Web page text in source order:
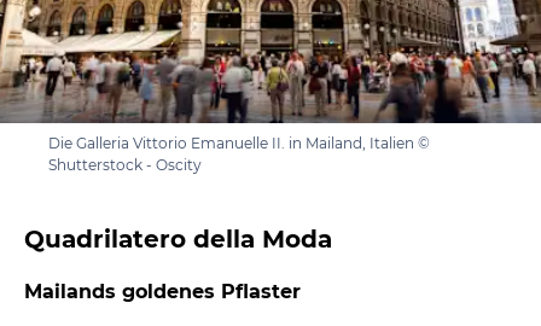
Die Galleria Vittorio Emanuelle II. in Mailand, Italien ©
Shutterstock - Oscity
Quadrilatero della Moda
Mailands goldenes Pflaster